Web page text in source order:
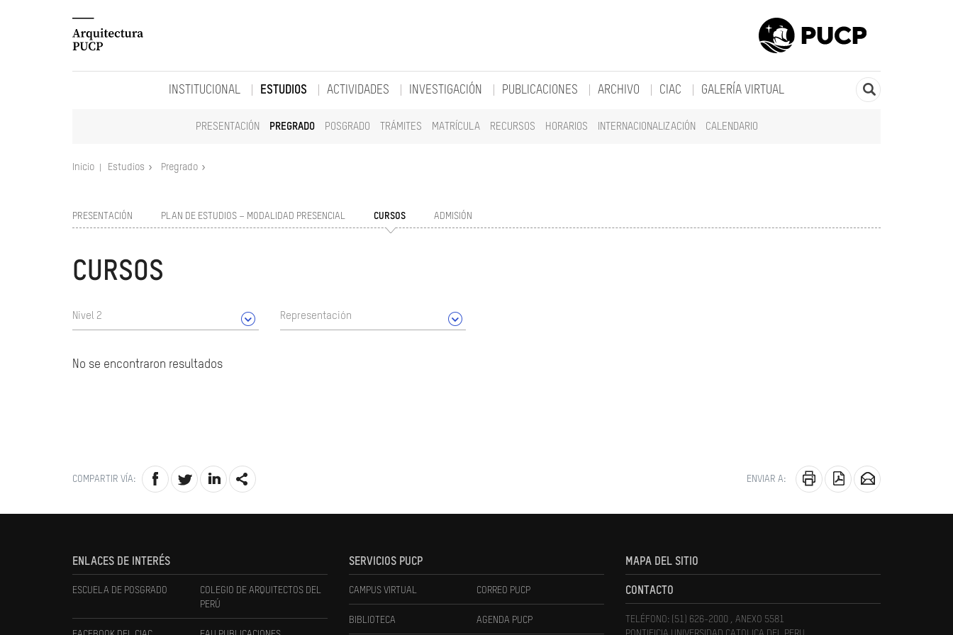
INSTITUCIONAL ESTUDIOS
PRESENTACIÓN PREGRADO POSGRADO TRÁMITES MATRÍCULA RECURSOS HORARIOS INTERNACIONALIZACIÓN CALENDARIO
ACTIVIDADES INVESTIGACIÓN PUBLICACIONES ARCHIVO CIAC GALERÍA VIRTUAL
Inicio Estudios Pregrado
PRESENTACIÓN PLAN DE ESTUDIOS – MODALIDAD PRESENCIAL CURSOS ADMISIÓN
CURSOS
Nivel 2 Representación
No se encontraron resultados
COMPARTIR VÍA: ENVIAR A:
ENLACES DE INTERÉS
ESCUELA DE POSGRADO
COLEGIO DE ARQUITECTOS DEL
PERÚ
SERVICIOS PUCP
CAMPUS VIRTUAL CORREO PUCP
BIBLIOTECA AGENDA PUCP
MAPA DEL SITIO
CONTACTO
TELÉFONO: (51) 626-2000 , ANEXO 5581